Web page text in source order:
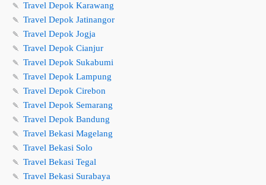
🍡 Travel Depok Karawang
🍡 Travel Depok Jatinangor
🍡 Travel Depok Jogja
🍡 Travel Depok Cianjur
🍡 Travel Depok Sukabumi
🍡 Travel Depok Lampung
🍡 Travel Depok Cirebon
🍡 Travel Depok Semarang
🍡 Travel Depok Bandung
🍡 Travel Bekasi Magelang
🍡 Travel Bekasi Solo
🍡 Travel Bekasi Tegal
🍡 Travel Bekasi Surabaya